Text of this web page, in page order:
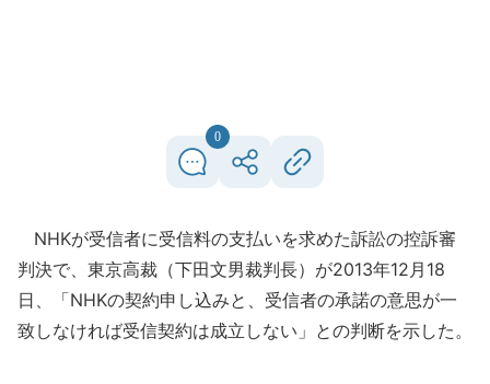
0
NHKが受信者に受信料の支払いを求めた訴訟の控訴審
判決で、東京高裁（下田文男裁判長）が2013年12月18
日、「NHKの契約申し込みと、受信者の承諾の意思が一
致しなければ受信契約は成立しない」との判断を示した。